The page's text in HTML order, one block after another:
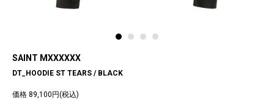
SAINT MXXXXXX
DT_HOODIE ST TEARS / BLACK
価格 89,100円(税込)